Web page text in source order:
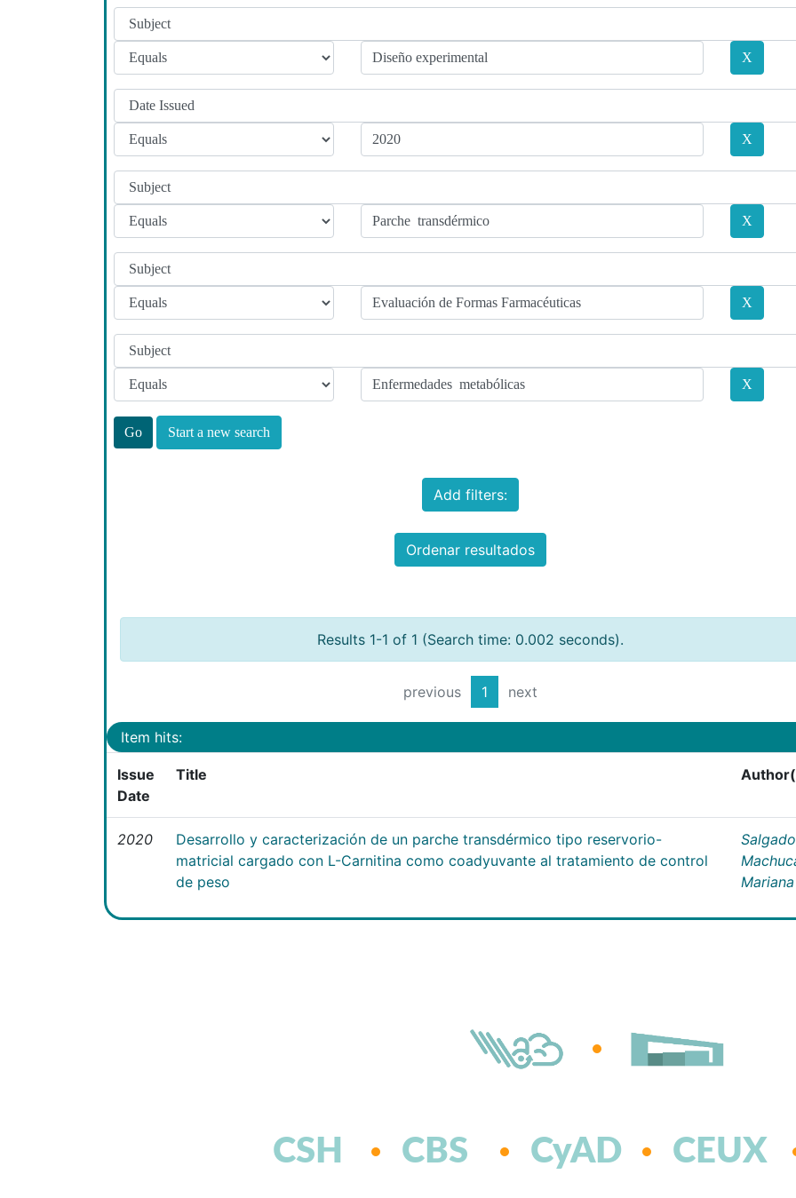
Start a new search
Add filters:
Ordenar resultados
Results 1-1 of 1 (Search time: 0.002 seconds).
previous 1 next
Item hits:
Issue
Date
Title
2020
Desarrollo y caracterización de un parche transdérmico tipo reservorio-
matricial cargado con L-Carnitina como coadyuvante al tratamiento de control
de peso
Salgado
Mariana
CSH CBS CyAD CEUX